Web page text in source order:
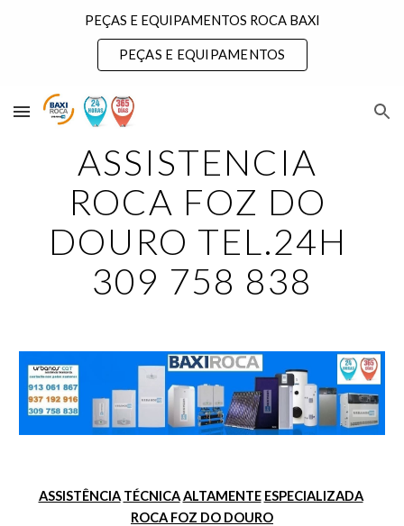
Skip to main content
PEÇAS E EQUIPAMENTOS ROCA BAXI
PEÇAS E EQUIPAMENTOS
ASSISTENCIA
ROCA FOZ DO
DOURO TEL.24H
309 758 838
ASSISTÊNCIA TÉCNICA ALTAMENTE ESPECIALIZADA
ROCA FOZ DO DOURO